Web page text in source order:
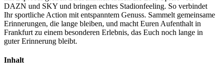
DAZN und SKY und bringen echtes Stadionfeeling. So verbindet
Ihr sportliche Action mit entspanntem Genuss. Sammelt gemeinsame
Erinnerungen, die lange bleiben, und macht Euren Aufenthalt in
Frankfurt zu einem besonderen Erlebnis, das Euch noch lange in
guter Erinnerung bleibt.
Inhalt